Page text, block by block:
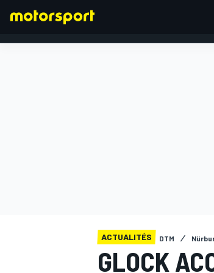
ACTUALITÉS DTM
GLOCK